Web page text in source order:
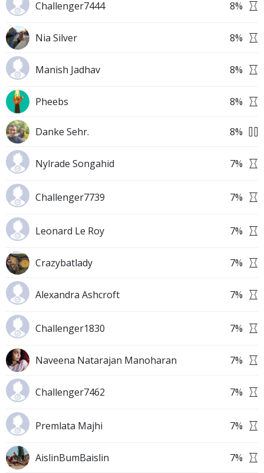
Challenger7444 8%
Nia Silver 8%
Manish Jadhav 8%
Pheebs 8%
Danke Sehr. 8%
Nylrade Songahid 7%
Challenger7739 7%
Leonard Le Roy 7%
Crazybatlady 7%
Alexandra Ashcroft 7%
Challenger1830 7%
Naveena Natarajan Manoharan 7%
Challenger7462 7%
Premlata Majhi 7%
AislinBumBaislin 7%